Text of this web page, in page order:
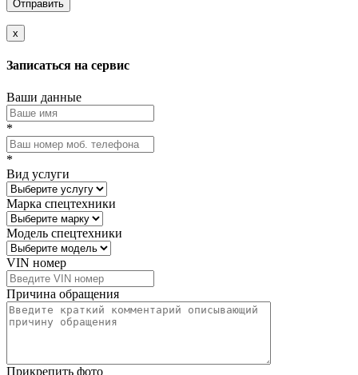
x
Записаться на сервис
Ваши данные
*
*
Вид услуги
Марка спецтехники
Модель спецтехники
VIN номер
Причина обращения
Прикрепить фото